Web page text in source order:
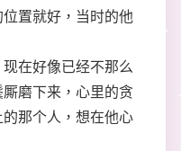
置就好，当时的他
在好像已经不那么
磨下来，心里的贪
那个人，想在他心